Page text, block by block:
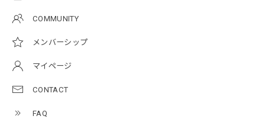
COMMUNITY
メンバーシップ
マイページ
CONTACT
FAQ